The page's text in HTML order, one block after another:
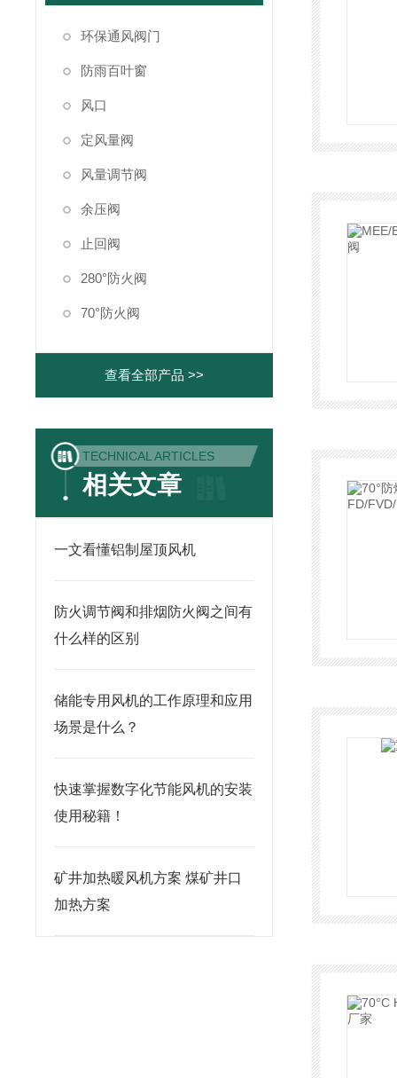
环保通风阀门
防雨百叶窗
风口
定风量阀
风量调节阀
余压阀
止回阀
280°防火阀
70°防火阀
查看全部产品 >>
TECHNICAL ARTICLES
相关文章
一文看懂铝制屋顶风机
防火调节阀和排烟防火阀之间有
什么样的区别
储能专用风机的工作原理和应用
场景是什么？
快速掌握数字化节能风机的安装
使用秘籍！
矿井加热暖风机方案 煤矿井口
加热方案